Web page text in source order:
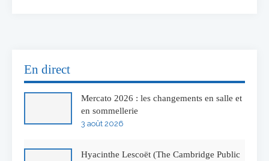
En direct
Mercato 2026 : les changements en salle et
en sommellerie
3 août 2026
Hyacinthe Lescoët (The Cambridge Public